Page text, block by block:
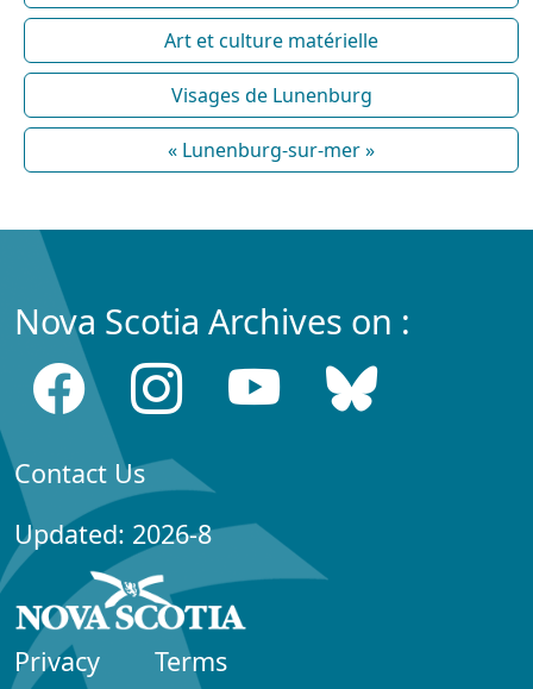
Art et culture matérielle
Visages de Lunenburg
« Lunenburg-sur-mer »
Nova Scotia Archives on :
Contact Us
Updated: 2026-8
Privacy Terms